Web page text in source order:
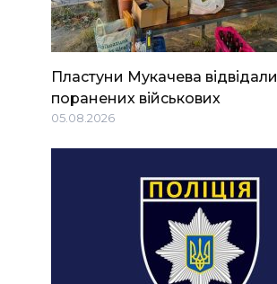
Пластуни Мукачева відвідали
поранених військових
05.08.2026